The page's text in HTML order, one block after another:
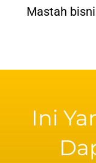
Mastah
Ini